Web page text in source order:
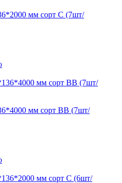
мм сорт С (7шт/
мм сорт ВВ (7шт/